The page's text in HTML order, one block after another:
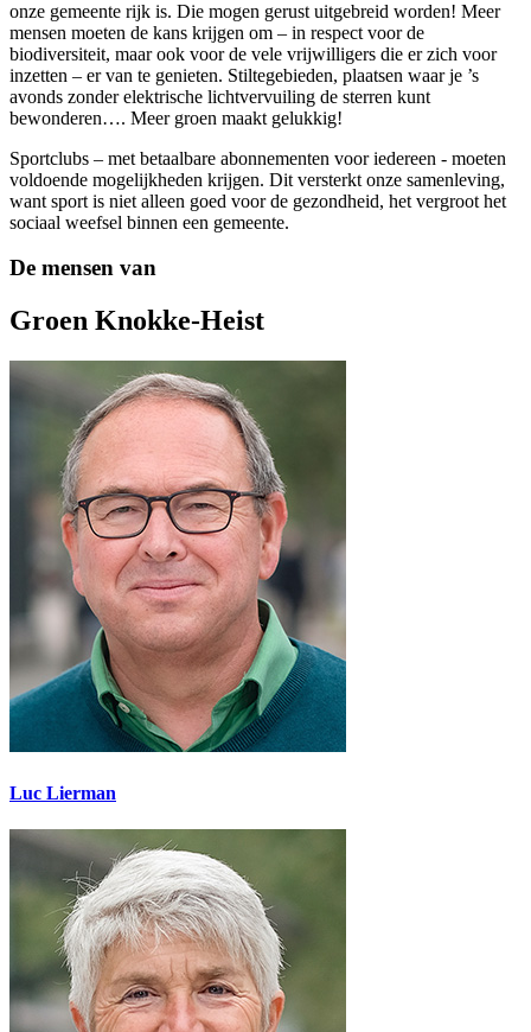
onze gemeente rijk is. Die mogen gerust uitgebreid worden! Meer
mensen moeten de kans krijgen om – in respect voor de
biodiversiteit, maar ook voor de vele vrijwilligers die er zich voor
inzetten – er van te genieten. Stiltegebieden, plaatsen waar je ’s
avonds zonder elektrische lichtvervuiling de sterren kunt
bewonderen…. Meer groen maakt gelukkig!
Sportclubs – met betaalbare abonnementen voor iedereen - moeten
voldoende mogelijkheden krijgen. Dit versterkt onze samenleving,
want sport is niet alleen goed voor de gezondheid, het vergroot het
sociaal weefsel binnen een gemeente.
De mensen van
Groen Knokke-Heist
Luc Lierman